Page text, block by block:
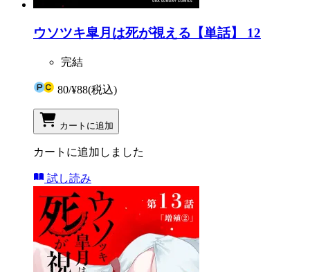
ウソツキ皐月は死が視える【単話】 12
完結
80/¥88(税込)
カートに追加
カートに追加しました
試し読み